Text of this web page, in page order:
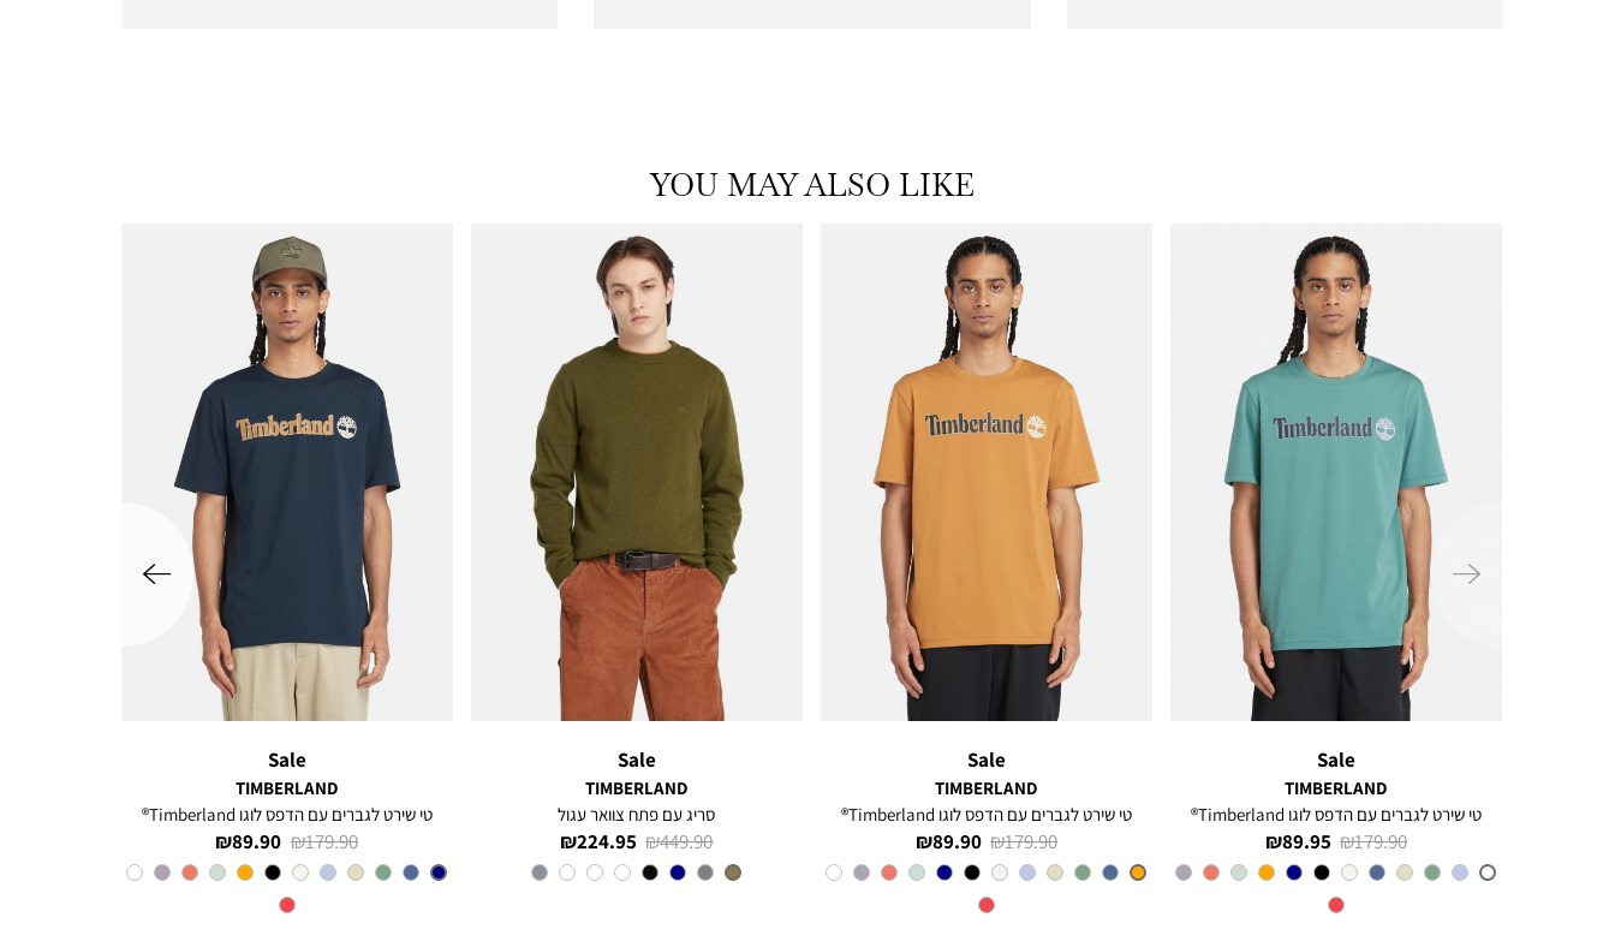
YOU MAY ALSO LIKE
ימינה
Sale
TIMBERLAND
טי שירט לגברים עם הדפס לוגו Timberland®
מחיר
מוצר
89.95 ₪
מחיר
רגיל
179.90 ₪
צבע
CL6
Sale
TIMBERLAND
טי שירט לגברים עם הדפס לוגו Timberland®
מחיר
מוצר
89.90 ₪
מחיר
רגיל
179.90 ₪
צבע
Orange
Sale
TIMBERLAND
סריג עם פתח צוואר עגול
מחיר
מוצר
224.95 ₪
מחיר
רגיל
449.90 ₪
צבע
OLIVE
Sale
TIMBERLAND
טי שירט לגברים עם הדפס לוגו Timberland®
מחיר
מוצר
89.90 ₪
מחיר
רגיל
179.90 ₪
צבע
Navy
שמאלה